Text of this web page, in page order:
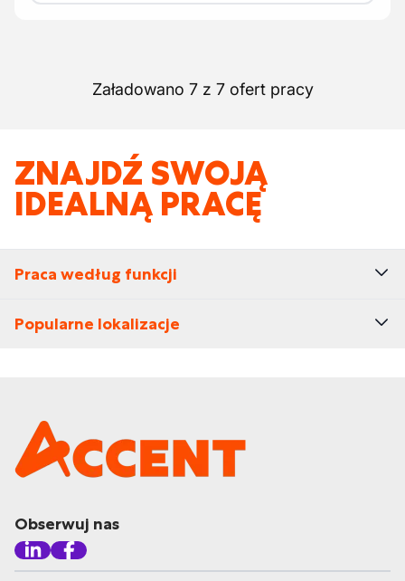
Załadowano 7 z 7 ofert pracy
ZNAJDŹ SWOJĄ
IDEALNĄ PRACĘ
Praca według funkcji
Popularne lokalizacje
Obserwuj nas